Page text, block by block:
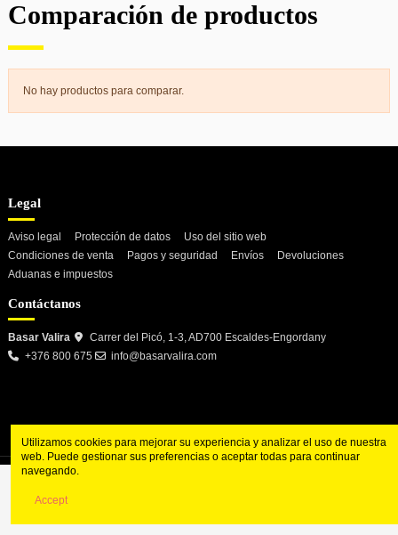
Comparación de productos
No hay productos para comparar.
Legal
Aviso legal Protección de datos
Uso del sitio web
Condiciones de venta
Pagos y seguridad Envíos
Devoluciones
Aduanas e impuestos
Contáctanos
Basar Valira
Carrer del Picó, 1-3, AD700 Escaldes-Engordany
+376 800 675
info@basarvalira.com
Utilizamos cookies para mejorar su experiencia y analizar el uso de nuestra
web. Puede gestionar sus preferencias o aceptar todas para continuar
navegando.
Accept